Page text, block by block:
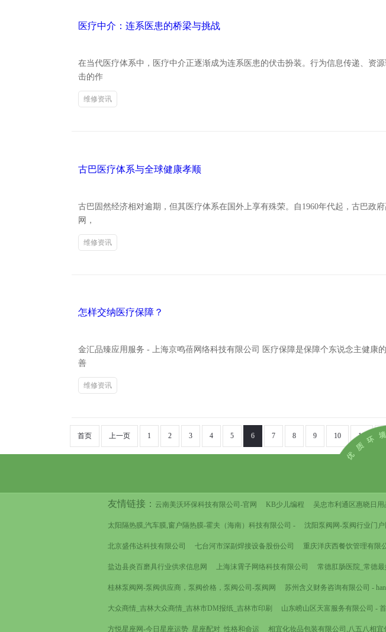
医疗中介：连系医患的桥梁与挑战
在当代医疗体系中，医疗中介正逐渐成为连系医患的伏击扮装。行为信息传递、资
击的作
维修资讯
古巴医疗体系与全球健康孝顺
古巴固然经济相对逾期，但其医疗体系在国外上享有殊荣。自1960年代起，古巴政
网，
维修资讯
怎样交纳医疗保障？
金汇品臻应用服务 - 上海京鸣蓓网络科技有限公司 医疗保障是保障个东说念主健
善
维修资讯
首页 上一页 1 2 3 4 5 6 7 8 9 10 11
友情链接： 云南美沃环保科技有限公司-官网 KB少儿编程 吴忠市利通区惠晓日用
太阳隔热膜,汽车膜,窗户隔热膜-霍夫（海南）科技有限公司 - 沈阳泵阀网-泵阀行业门
北京盛伟达科技有限公司 七台河市深副焊接设备股份公司 重庆洋庆西餐饮管理有限
盐边县炎百磨具行业供求信息网 上海沫霄子网络科技有限公司 常德肛肠医院_常德
桂林泵阀网-泵阀供应商，泵阀价格，泵阀公司-泵阀网 苏州含义财务咨询有限公司 -
大众商情_吉林大众商情_吉林市DM报纸_吉林市印刷 山东崂山区天富服务有限公司 -
方悦星座网-今日星座运势_星座配对_性格和命运 相宜化妆品包装有限公司,八五八相